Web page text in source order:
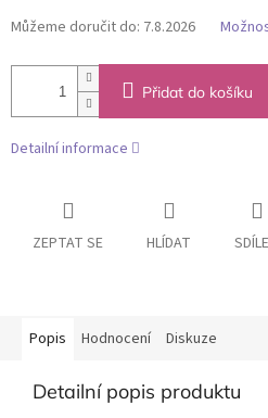
Můžeme doručit do: 7.8.2026
Přidat do košíku
Detailní informace
ZEPTAT SE HLÍDAT
Popis Hodnocení Diskuze
Detailní popis produktu